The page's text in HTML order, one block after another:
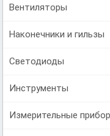
Вентиляторы
Наконечники и гильзы
Светодиоды
Инструменты
Измерительные